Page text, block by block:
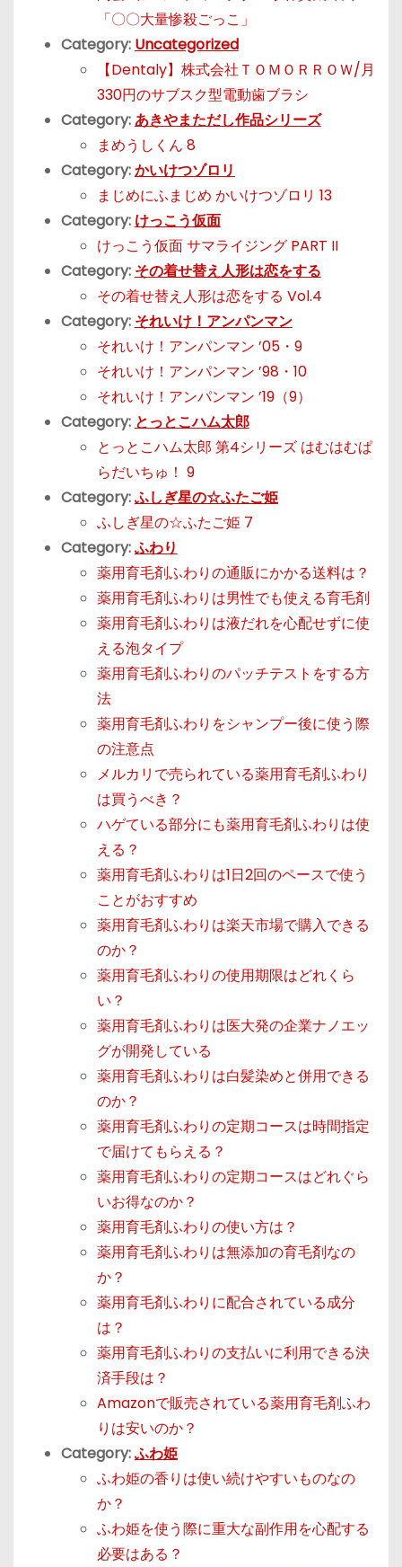
「〇〇大量惨殺ごっこ」
Category: Uncategorized
【Dentaly】株式会社ＴＯＭＯＲＲＯＷ/月
330円のサブスク型電動歯ブラシ
Category: あきやまただし作品シリーズ
まめうしくん 8
Category:かいけつゾロリ
まじめにふまじめ かいけつゾロリ 13
Category: けっこう仮面
けっこう仮面 サマライジング PART II
Category: その着せ替え人形は恋をする
その着せ替え人形は恋をする Vol.4
Category: それいけ！アンパンマン
それいけ！アンパンマン ’05・9
それいけ！アンパンマン ’98・10
それいけ！アンパンマン ’19（9）
Category: とっとこハム太郎
とっとこハム太郎 第4シリーズ はむはむぱ
らだいちゅ！ 9
Category:ふしぎ星の☆ふたご姫
ふしぎ星の☆ふたご姫 7
Category:ふわり
薬用育毛剤ふわりの通販にかかる送料は？
薬用育毛剤ふわりは男性でも使える育毛剤
薬用育毛剤ふわりは液だれを心配せずに使
える泡タイプ
薬用育毛剤ふわりのパッチテストをする方
法
薬用育毛剤ふわりをシャンプー後に使う際
の注意点
メルカリで売られている薬用育毛剤ふわり
は買うべき？
ハゲている部分にも薬用育毛剤ふわりは使
える？
薬用育毛剤ふわりは1日2回のペースで使う
ことがおすすめ
薬用育毛剤ふわりは楽天市場で購入できる
のか？
薬用育毛剤ふわりの使用期限はどれくら
い？
薬用育毛剤ふわりは医大発の企業ナノエッ
グが開発している
薬用育毛剤ふわりは白髪染めと併用できる
のか？
薬用育毛剤ふわりの定期コースは時間指定
で届けてもらえる？
薬用育毛剤ふわりの定期コースはどれぐら
いお得なのか？
薬用育毛剤ふわりの使い方は？
薬用育毛剤ふわりは無添加の育毛剤なの
か？
薬用育毛剤ふわりに配合されている成分
は？
薬用育毛剤ふわりの支払いに利用できる決
済手段は？
Amazonで販売されている薬用育毛剤ふわ
りは安いのか？
Category:ふわ姫
ふわ姫の香りは使い続けやすいものなの
か？
ふわ姫を使う際に重大な副作用を心配する
必要はある？